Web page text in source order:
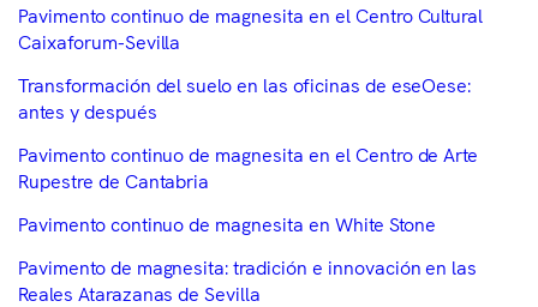
Pavimento continuo de magnesita en el Centro Cultural
Caixaforum-Sevilla
Transformación del suelo en las oficinas de eseOese:
antes y después
Pavimento continuo de magnesita en el Centro de Arte
Rupestre de Cantabria
Pavimento continuo de magnesita en White Stone
Pavimento de magnesita: tradición e innovación en las
Reales Atarazanas de Sevilla